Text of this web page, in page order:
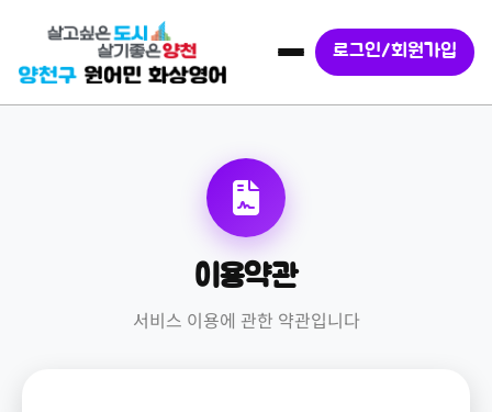
로그인/회원가입
이용약관
서비스 이용에 관한 약관입니다